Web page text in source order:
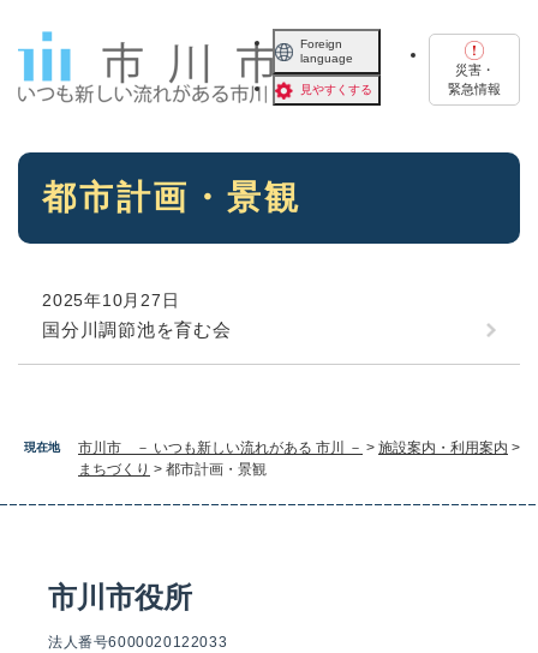
Foreign
language
見やすくする
災害・
緊急情報
現在地 市川市 － いつも新しい流れがある 市川 － > 施設案内・利用案内 >
まちづくり > 都市計画・景観
本
都市計画・景観
2025年10月27日
国分川調節池を育む会
市川市役所
法人番号6000020122033